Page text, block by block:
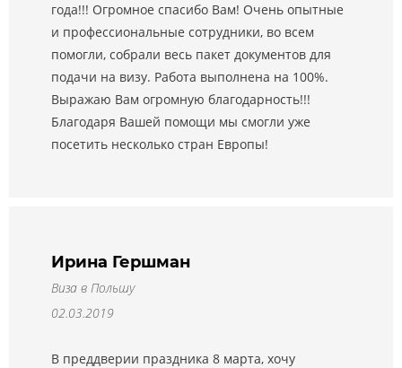
года!!! Огромное спасибо Вам! Очень опытные
и профессиональные сотрудники, во всем
помогли, собрали весь пакет документов для
подачи на визу. Работа выполнена на 100%.
Выражаю Вам огромную благодарность!!!
Благодаря Вашей помощи мы смогли уже
посетить несколько стран Европы!
Ирина Гершман
Виза в Польшу
02.03.2019
В преддверии праздника 8 марта, хочу